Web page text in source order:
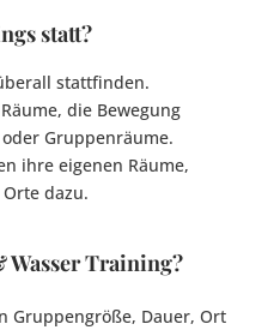
statt?
stattfinden.
die Bewegung
Gruppenräume.
ihre eigenen Räume,
dazu.
Wasser Training?
Gruppengröße, Dauer, Ort